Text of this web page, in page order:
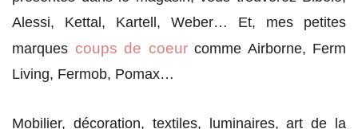
Alessi, Kettal, Kartell, Weber… Et, mes petites
marques coups de coeurcomme Airborne, Ferm
Living, Fermob, Pomax…
Mobilier, décoration, textiles, luminaires, art de la